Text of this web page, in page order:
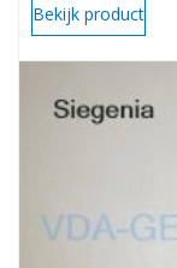
Bekijk product